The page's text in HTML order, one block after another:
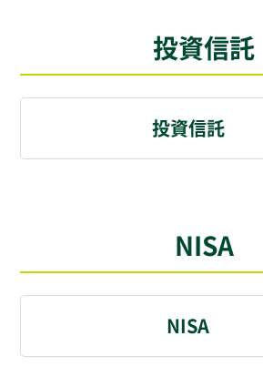
投資信託
投資信託
NISA
NISA